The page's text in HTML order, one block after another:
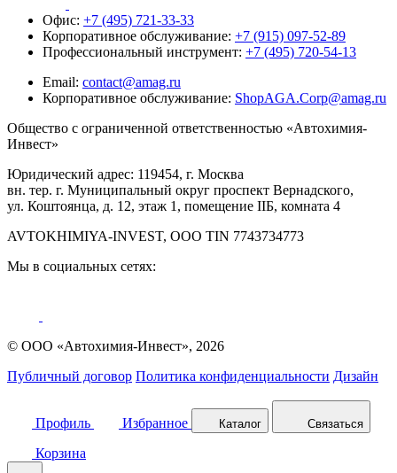
Офис: +7 (495) 721-33-33
Корпоративное обслуживание: +7 (915) 097-52-89
Профессиональный инструмент: +7 (495) 720-54-13
Email: contact@amag.ru
Корпоративное обслуживание: ShopAGA.Corp@amag.ru
Общество с ограниченной ответственностью «Автохимия-
Инвест»
Юридический адрес: 119454, г. Москва
вн. тер. г. Муниципальный округ проспект Вернадского,
ул. Коштоянца, д. 12, этаж 1, помещение IIБ, комната 4
AVTOKHIMIYA-INVEST, OOO TIN 7743734773
Мы в социальных сетях:
© ООО «Автохимия-Инвест», 2026
Публичный договор Политика конфиденциальности Дизайн
Профиль Избранное Каталог Связаться
Корзина